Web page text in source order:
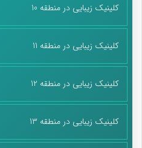
کلینیک زیبایی در منطقه 10
کلینیک زیبایی در منطقه 11
کلینیک زیبایی در منطقه 12
کلینیک زیبایی در منطقه 13